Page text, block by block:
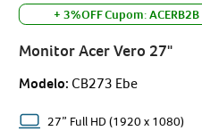
+ 3%OFF Cupom: ACERB2B
Monitor Acer Vero 27"
Modelo: CB273 Ebe
27” Full HD (1920 x 1080)